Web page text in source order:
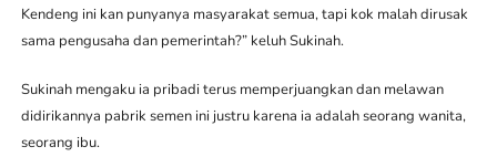
Kendeng ini kan punyanya masyarakat semua, tapi kok malah dirusak
sama pengusaha dan pemerintah?” keluh Sukinah.
Sukinah mengaku ia pribadi terus memperjuangkan dan melawan
didirikannya pabrik semen ini justru karena ia adalah seorang wanita,
seorang ibu.